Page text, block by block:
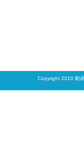
Copyright 2010 動